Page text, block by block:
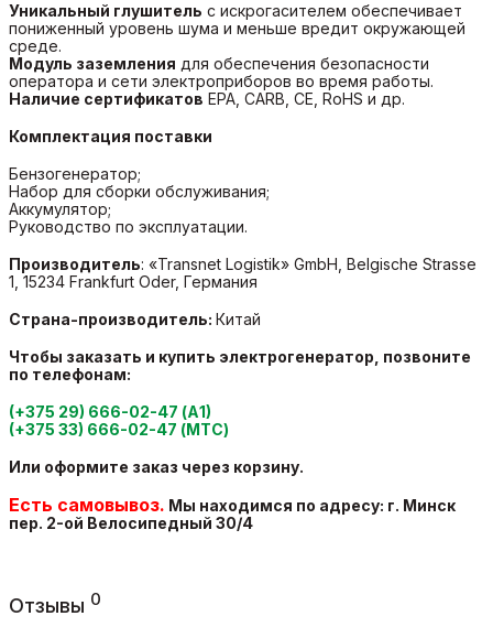
Уникальный глушитель с искрогасителем обеспечивает
пониженный уровень шума и меньше вредит окружающей
среде.
Модуль заземления для обеспечения безопасности
оператора и сети электроприборов во время работы.
Наличие сертификатов EPA, CARB, CE, RoHS и др.
Комплектация поставки
Бензогенератор;
Набор для сборки обслуживания;
Аккумулятор;
Руководство по эксплуатации.
Производитель: «Transnet Logistik» GmbH, Belgische Strasse
1, 15234 Frankfurt Oder, Германия
Страна-производитель: Китай
Чтобы заказать и купить электрогенератор, позвоните
по телефонам:
(+375 29) 666-02-47 (А1)
(+375 33) 666-02-47 (МТС)
Или оформите заказ через корзину.
Есть самовывоз. Мы находимся по адресу: г. Минск
пер. 2-ой Велосипедный 30/4
Отзывы 0